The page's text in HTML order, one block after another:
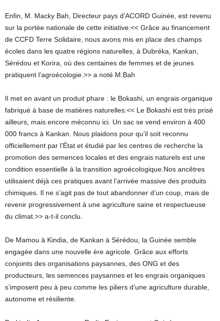
Enfin, M. Macky Bah, Directeur pays d’ACORD Guinée, est revenu
sur la portée nationale de cette initiative:<< Grâce au financement
de CCFD Terre Solidaire, nous avons mis en place des champs
écoles dans les quatre régions naturelles, à Dubréka, Kankan,
Sérédou et Korira, où des centaines de femmes et de jeunes
pratiquent l’agroécologie.>> a noté M.Bah
Il met en avant un produit phare : le Bokashi, un engrais organique
fabriqué à base de matières naturelles:<< Le Bokashi est très prisé
ailleurs, mais encore méconnu ici. Un sac se vend environ à 400
000 francs à Kankan. Nous plaidons pour qu’il soit reconnu
officiellement par l’État et étudié par les centres de recherche la
promotion des semences locales et des engrais naturels est une
condition essentielle à la transition agroécologique.Nos ancêtres
utilisaient déjà ces pratiques avant l’arrivée massive des produits
chimiques. Il ne s’agit pas de tout abandonner d’un coup, mais de
revenir progressivement à une agriculture saine et respectueuse
du climat.>> a-t-il conclu.
De Mamou à Kindia, de Kankan à Sérédou, la Guinée semble
engagée dans une nouvelle ère agricole. Grâce aux efforts
conjoints des organisations paysannes, des ONG et des
producteurs, les semences paysannes et les engrais organiques
s’imposent peu à peu comme les piliers d’une agriculture durable,
autonome et résiliente.